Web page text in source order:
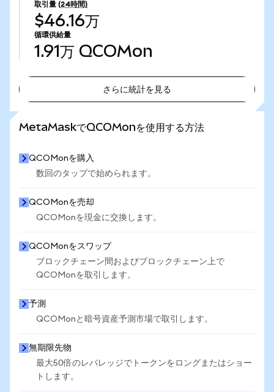
取引量 (24時間)
$46.16万
循環供給量
1.91万 QCOMon
さらに統計を見る
MetaMaskでQCOMonを使用する方法
QCOMonを購入
数回のタップで始められます。
QCOMonを売却
QCOMonを現金に交換します。
QCOMonをスワップ
ブロックチェーン間およびブロックチェーン上で
QCOMonを取引します。
予測
QCOMonと暗号資産予測市場で取引します。
無期限先物
最大50倍のレバレッジでトークンをロングまたはショー
トします。